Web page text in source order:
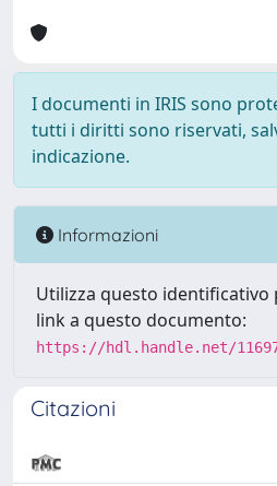
I documenti in IRIS sono
tutti i diritti sono riservati,
indicazione.
Informazioni
Utilizza questo identificativo
link a questo documento:
https://hdl.handle.net/
Citazioni